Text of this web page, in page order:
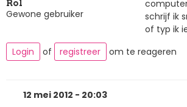
Rol
Gewone gebruiker
schrijf ik
of typ ik
Login
of registreer om te reageren
12 mei 2012 - 20:03